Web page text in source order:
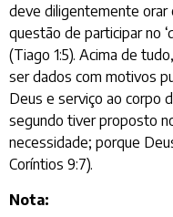
deve diligentemente orar
questão de participar no
(Tiago 1:5). Acima de
ser dados com motivos
Deus e serviço ao corpo
segundo tiver proposto
necessidade; porque
Coríntios 9:7).
Nota: